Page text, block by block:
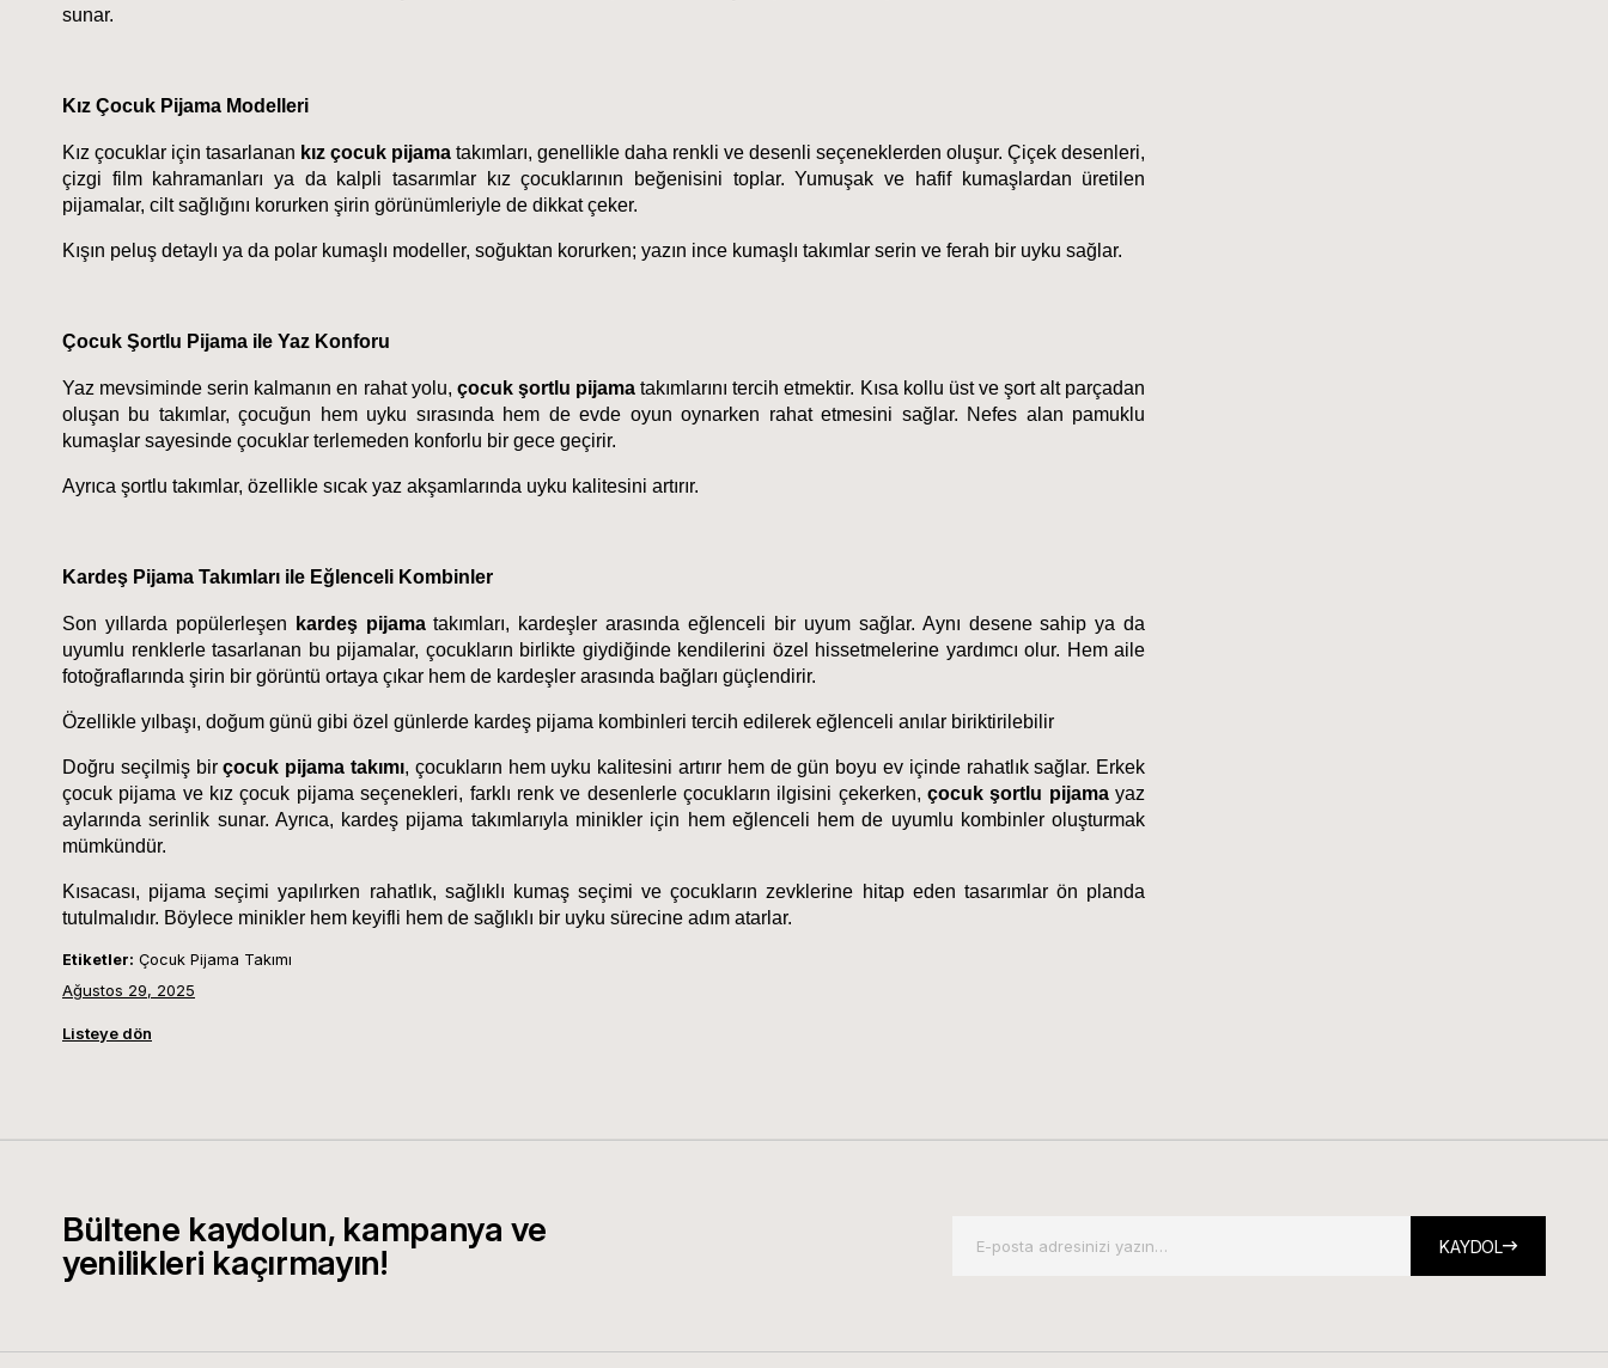
sunar.
Kız Çocuk Pijama Modelleri
Kız çocuklar için tasarlanan kız çocuk pijama takımları, genellikle daha renkli ve desenli seçeneklerden oluşur. Çiçek desenleri,
çizgi film kahramanları ya da kalpli tasarımlar kız çocuklarının beğenisini toplar. Yumuşak ve hafif kumaşlardan üretilen
pijamalar, cilt sağlığını korurken şirin görünümleriyle de dikkat çeker.
Kışın peluş detaylı ya da polar kumaşlı modeller, soğuktan korurken; yazın ince kumaşlı takımlar serin ve ferah bir uyku sağlar.
Çocuk Şortlu Pijama ile Yaz Konforu
Yaz mevsiminde serin kalmanın en rahat yolu, çocuk şortlu pijama takımlarını tercih etmektir. Kısa kollu üst ve şort alt parçadan
oluşan bu takımlar, çocuğun hem uyku sırasında hem de evde oyun oynarken rahat etmesini sağlar. Nefes alan pamuklu
kumaşlar sayesinde çocuklar terlemeden konforlu bir gece geçirir.
Ayrıca şortlu takımlar, özellikle sıcak yaz akşamlarında uyku kalitesini artırır.
Kardeş Pijama Takımları ile Eğlenceli Kombinler
Son yıllarda popülerleşen kardeş pijama takımları, kardeşler arasında eğlenceli bir uyum sağlar. Aynı desene sahip ya da
uyumlu renklerle tasarlanan bu pijamalar, çocukların birlikte giydiğinde kendilerini özel hissetmelerine yardımcı olur. Hem aile
fotoğraflarında şirin bir görüntü ortaya çıkar hem de kardeşler arasında bağları güçlendirir.
Özellikle yılbaşı, doğum günü gibi özel günlerde kardeş pijama kombinleri tercih edilerek eğlenceli anılar biriktirilebilir
Doğru seçilmiş bir çocuk pijama takımı, çocukların hem uyku kalitesini artırır hem de gün boyu ev içinde rahatlık sağlar. Erkek
çocuk pijama ve kız çocuk pijama seçenekleri, farklı renk ve desenlerle çocukların ilgisini çekerken, çocuk şortlu pijama yaz
aylarında serinlik sunar. Ayrıca, kardeş pijama takımlarıyla minikler için hem eğlenceli hem de uyumlu kombinler oluşturmak
mümkündür.
Kısacası, pijama seçimi yapılırken rahatlık, sağlıklı kumaş seçimi ve çocukların zevklerine hitap eden tasarımlar ön planda
tutulmalıdır. Böylece minikler hem keyifli hem de sağlıklı bir uyku sürecine adım atarlar.
Etiketler: Çocuk Pijama Takımı
Ağustos 29, 2025
Listeye dön
Bültene kaydolun, kampanya ve
yenilikleri kaçırmayın!
KAYDOL